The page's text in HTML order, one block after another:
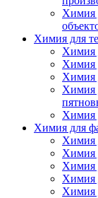
Химия
Химия для
Химия
Химия
Химия
Химия
Химия
Химия для
Химия
Химия
Химия
Химия
Химия